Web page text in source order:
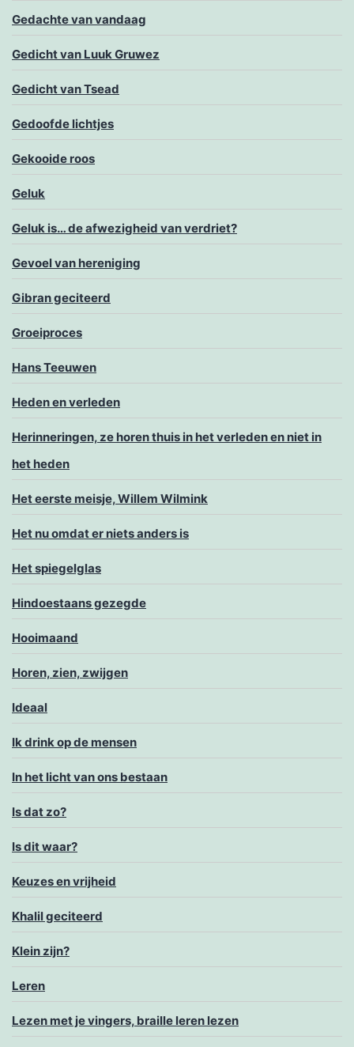
Gedachte van vandaag
Gedicht van Luuk Gruwez
Gedicht van Tsead
Gedoofde lichtjes
Gekooide roos
Geluk
Geluk is… de afwezigheid van verdriet?
Gevoel van hereniging
Gibran geciteerd
Groeiproces
Hans Teeuwen
Heden en verleden
Herinneringen, ze horen thuis in het verleden en niet in
het heden
Het eerste meisje, Willem Wilmink
Het nu omdat er niets anders is
Het spiegelglas
Hindoestaans gezegde
Hooimaand
Horen, zien, zwijgen
Ideaal
Ik drink op de mensen
In het licht van ons bestaan
Is dat zo?
Is dit waar?
Keuzes en vrijheid
Khalil geciteerd
Klein zijn?
Leren
Lezen met je vingers, braille leren lezen